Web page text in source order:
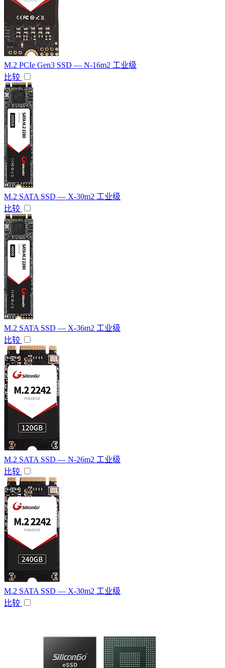
M.2 PCIe Gen3 SSD — N-16m2 工业级
比较
M.2 SATA SSD — X-30m2 工业级
比较
M.2 SATA SSD — X-36m2 工业级
比较
M.2 SATA SSD — N-26m2 工业级
比较
M.2 SATA SSD — X-30m2 工业级
比较